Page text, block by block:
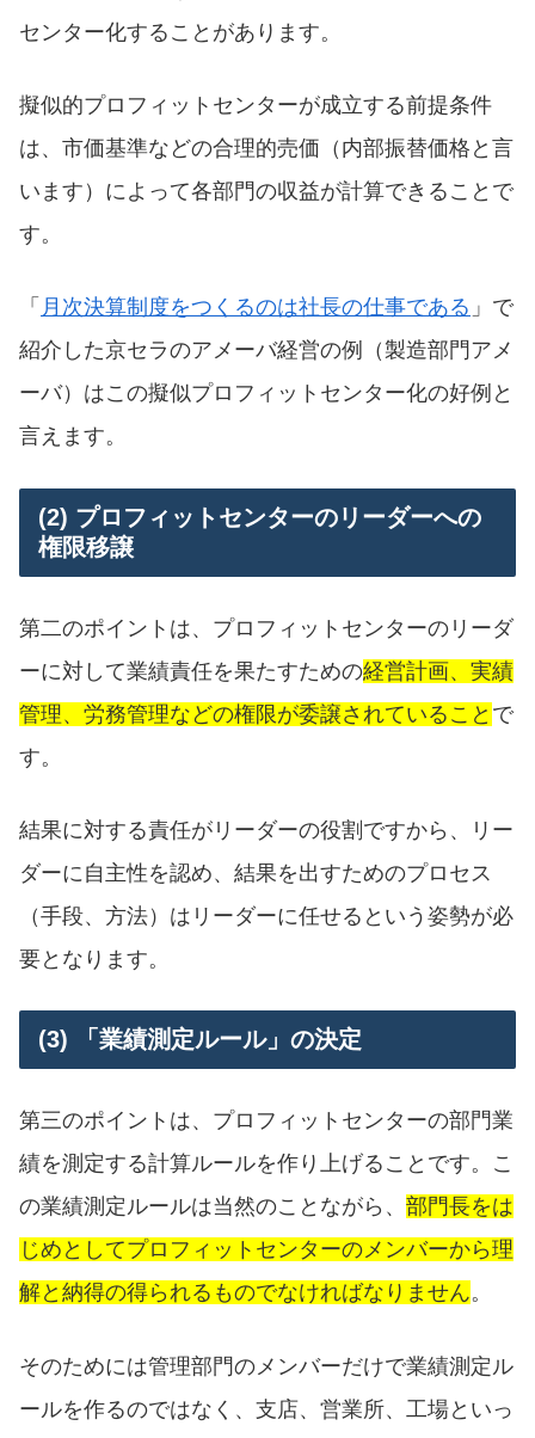
センター化することがあります。
擬似的プロフィットセンターが成立する前提条件
は、市価基準などの合理的売価（内部振替価格と言
います）によって各部門の収益が計算できることで
す。
「 月次決算制度をつくるのは社長の仕事である 」で
紹介した京セラのアメーバ経営の例（製造部門アメ
ーバ）はこの擬似プロフィットセンター化の好例と
言えます。
(2) プロフィットセンターのリーダーへの
権限移譲
第二のポイントは、プロフィットセンターのリーダ
ーに対して業績責任を果たすための経営計画、実績
管理、労務管理などの権限が委譲されていること で
す。
結果に対する責任がリーダーの役割ですから、リー
ダーに自主性を認め、結果を出すためのプロセス
（手段、方法）はリーダーに任せるという姿勢が必
要となります。
(3) 「業績測定ルール」の決定
第三のポイントは、プロフィットセンターの部門業
績を測定する計算ルールを作り上げることです。こ
の業績測定ルールは当然のことながら、 部門長をは
じめとしてプロフィットセンターのメンバーから理
解と納得の得られるものでなければなりません。
そのためには管理部門のメンバーだけで業績測定ル
ールを作るのではなく、支店、営業所、工場といっ